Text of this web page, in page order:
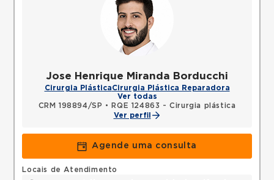
Jose Henrique Miranda Borducchi
Cirurgia PlásticaCirurgia Plástica Reparadora
Ver todas
CRM 198894/SP •
RQE 124863 - Cirurgia plástica
Ver perfil
Agende uma consulta
Locais de Atendimento